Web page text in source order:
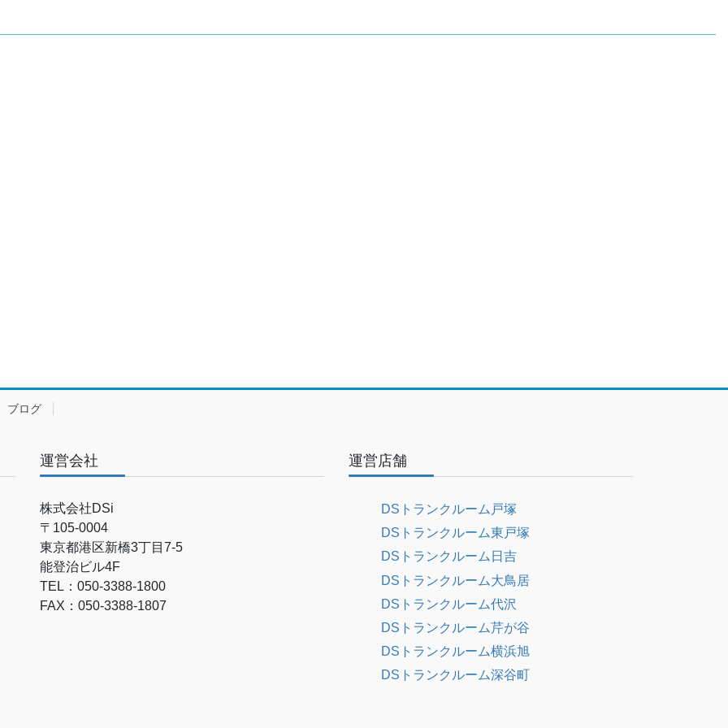
ブログ
運営会社
株式会社DSi
〒105-0004
東京都港区新橋3丁目7-5
能登治ビル4F
TEL：050-3388-1800
FAX：050-3388-1807
運営店舗
DSトランクルーム戸塚
DSトランクルーム東戸塚
DSトランクルーム日吉
DSトランクルーム大鳥居
DSトランクルーム代沢
DSトランクルーム芹が谷
DSトランクルーム横浜旭
DSトランクルーム深谷町